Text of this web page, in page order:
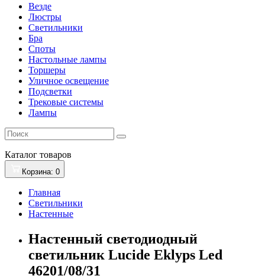
Везде
Люстры
Светильники
Бра
Споты
Настольные лампы
Торшеры
Уличное освещение
Подсветки
Трековые системы
Лампы
Каталог товаров
Корзина: 0
Главная
Светильники
Настенные
Настенный светодиодный
светильник Lucide Eklyps Led
46201/08/31